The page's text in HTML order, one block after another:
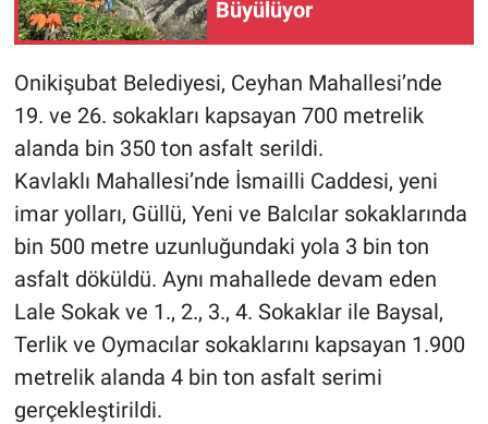
Büyülüyor
Onikişubat Belediyesi, Ceyhan Mahallesi’nde
19. ve 26. sokakları kapsayan 700 metrelik
alanda bin 350 ton asfalt serildi.
Kavlaklı Mahallesi’nde İsmailli Caddesi, yeni
imar yolları, Güllü, Yeni ve Balcılar sokaklarında
bin 500 metre uzunluğundaki yola 3 bin ton
asfalt döküldü. Aynı mahallede devam eden
Lale Sokak ve 1., 2., 3., 4. Sokaklar ile Baysal,
Terlik ve Oymacılar sokaklarını kapsayan 1.900
metrelik alanda 4 bin ton asfalt serimi
gerçekleştirildi.